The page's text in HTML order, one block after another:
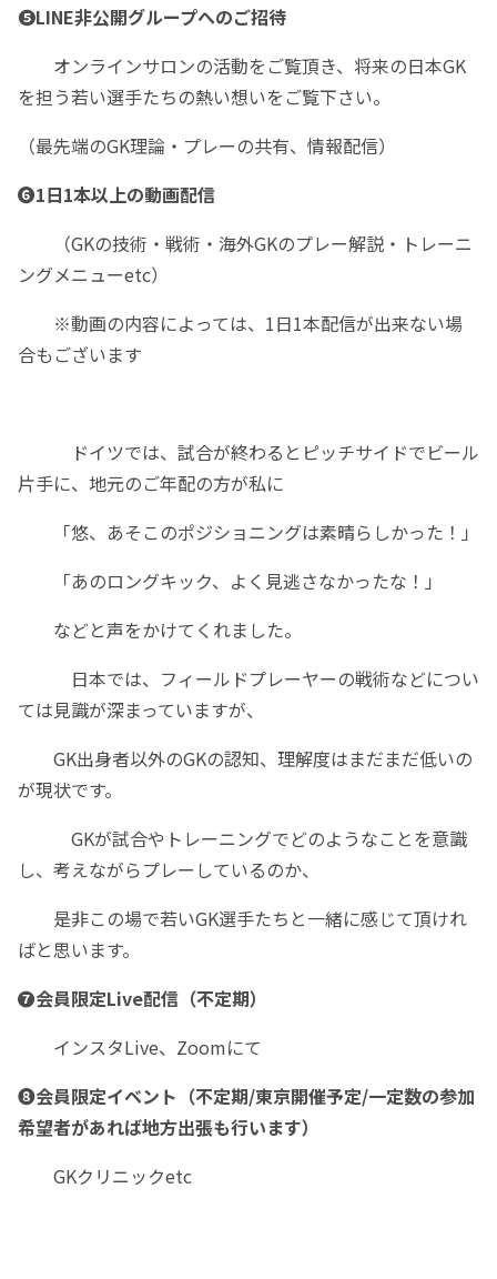
❺LINE非公開グループへのご招待
オンラインサロンの活動をご覧頂き、将来の日本GK
を担う若い選手たちの熱い想いをご覧下さい。
（最先端のGK理論・プレーの共有、情報配信）
❻1日1本以上の動画配信
（GKの技術・戦術・海外GKのプレー解説・トレーニ
ングメニューetc）
※動画の内容によっては、1日1本配信が出来ない場
合もございます
ドイツでは、試合が終わるとピッチサイドでビール
片手に、地元のご年配の方が私に
「悠、あそこのポジショニングは素晴らしかった！」
「あのロングキック、よく見逃さなかったな！」
などと声をかけてくれました。
日本では、フィールドプレーヤーの戦術などについ
ては見識が深まっていますが、
GK出身者以外のGKの認知、理解度はまだまだ低いの
が現状です。
GKが試合やトレーニングでどのようなことを意識
し、考えながらプレーしているのか、
是非この場で若いGK選手たちと一緒に感じて頂けれ
ばと思います。
❼会員限定Live配信（不定期）
インスタLive、Zoomにて
❽会員限定イベント（不定期/東京開催予定/一定数の参加
希望者があれば地方出張も行います）
GKクリニックetc